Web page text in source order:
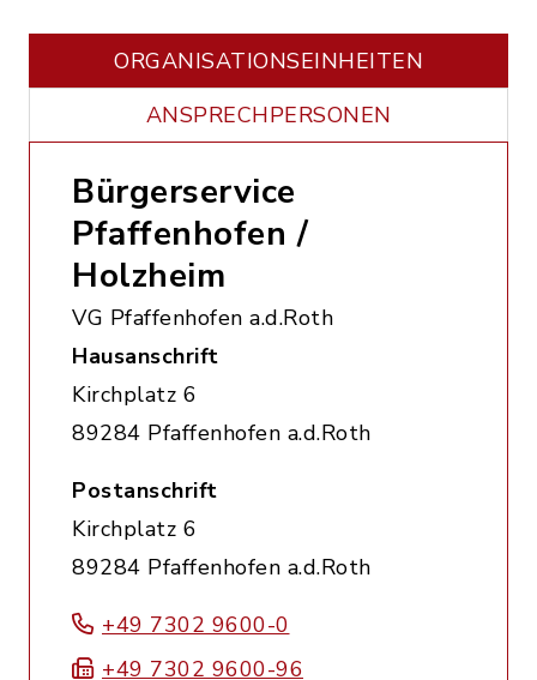
ORGANISATIONS­EINHEITEN
ANSPRECHPERSONEN
Bürgerservice
Pfaffenhofen /
Holzheim
VG Pfaffenhofen a.d.Roth
Hausanschrift
Kirchplatz 6
89284 Pfaffenhofen a.d.Roth
Postanschrift
Kirchplatz 6
89284 Pfaffenhofen a.d.Roth
+49 7302 9600-0
+49 7302 9600-96